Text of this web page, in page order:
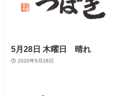
5月28日 木曜日 晴れ
2020年5月28日